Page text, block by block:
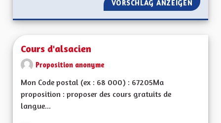
VORSCHLAG ANZEIGEN
Cours d'alsacien
Proposition anonyme
Mon Code postal (ex : 68 000) : 67205Ma
proposition : proposer des cours gratuits de
langue...